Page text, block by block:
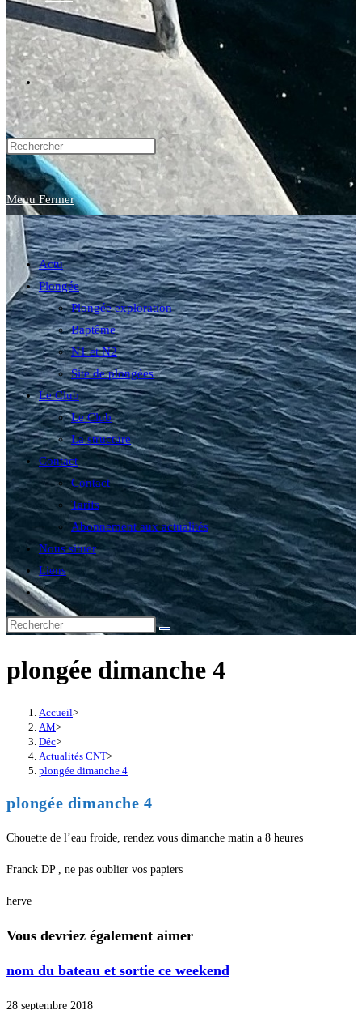
Toggle
website
search
Menu Fermer
Actu
Plongée
Plongée exploration
Baptême
N1 et N2
Site de plongées
Le Club
Le Club
La structure
Contact
Contact
Tarifs
Abonnement aux actualités
Nous situer
Liens
Toggle
website
search
plongée dimanche 4
Accueil>
AM>
Déc>
Actualités CNT>
plongée dimanche 4
plongée dimanche 4
Chouette de l’eau froide, rendez vous dimanche matin a 8 heures
Franck DP , ne pas oublier vos papiers
herve
Vous devriez également aimer
nom du bateau et sortie ce weekend
28 septembre 2018